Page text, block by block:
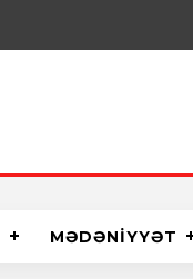
MƏDƏNİYYƏT